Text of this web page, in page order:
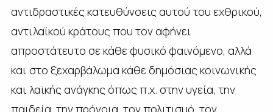
αντιδραστικές κατευθύνσεις αυτού του εχθρικού,
αντιλαϊκού κράτους που τον αφήνει
απροστάτευτο σε κάθε φυσικό φαινόμενο, αλλά
και στο ξεχαρβάλωμα κάθε δημόσιας κοινωνικής
και λαϊκής ανάγκης όπως π.χ. στην υγεία, την
παιδεία, την πρόνοια, τον πολιτισμό, τον